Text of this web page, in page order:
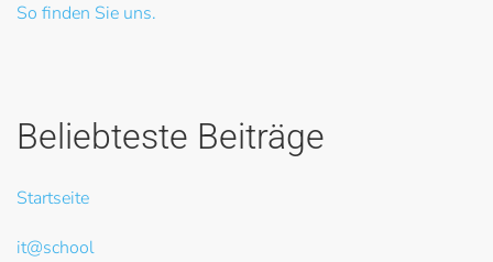
So finden Sie uns.
Beliebteste Beiträge
Startseite
it@school